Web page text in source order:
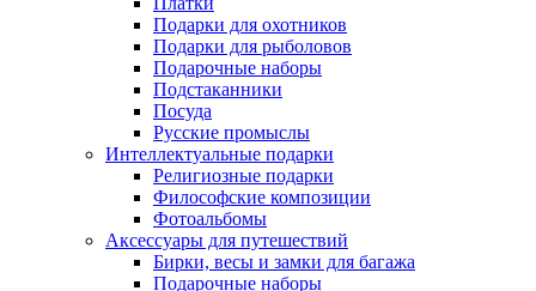
Подарки для охотников
Подарки для рыболовов
Подарочные наборы
Подстаканники
Посуда
Русские промыслы
Интеллектуальные подарки
Религиозные подарки
Философские композиции
Фотоальбомы
Аксессуары для путешествий
Бирки, весы и замки для багажа
Подарочные наборы